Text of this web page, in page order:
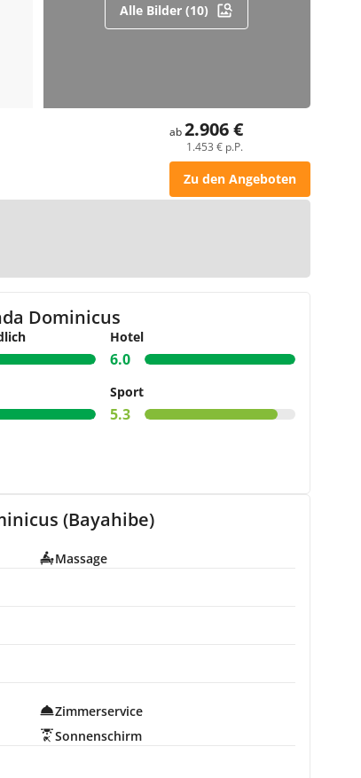
Alle Bilder (10)
ab2.906 €
1.453 € p.P.
Zu den Angeboten
Dominicus
Hotel
6.0
Sport
5.3
(Bayahibe)
Massage
Zimmerservice
Sonnenschirm